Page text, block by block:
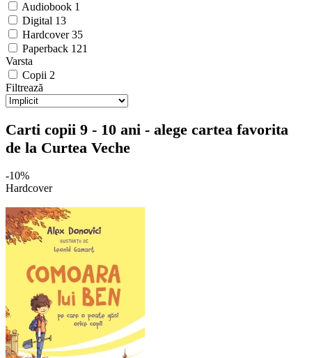
Audiobook 1
Digital 13
Hardcover35
Paperback 121
Varsta
Copii 2
Filtrează
Carti copii 9 - 10 ani - alege cartea favorita
de la Curtea Veche
-10%
Hardcover